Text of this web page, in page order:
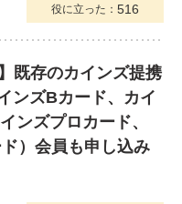
役に立った： 516
既存のカインズ提携
ンズBカード、カイ
ンズプロカード、
）会員も申し込み